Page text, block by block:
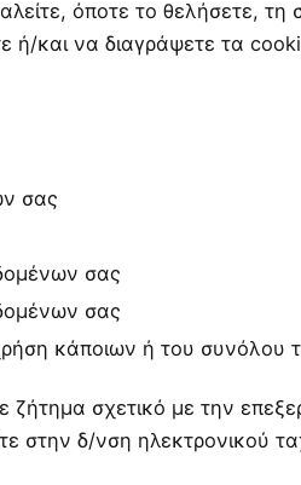
όποτε το θελήσετε,
ή/και να διαγράψετε τα
σας
σας
σας
κάποιων ή του συνόλου
ζήτημα σχετικό με την
στην δ/νση ηλεκτρονικού